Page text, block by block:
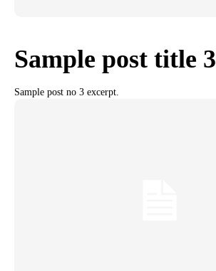
Sample post title 3
Sample post no 3 excerpt.